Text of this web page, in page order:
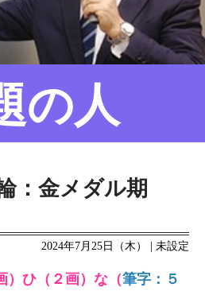
の人
：金メダル期
2024年7月25日（木） | 未設定
）ひ（２画）な（筆字：５